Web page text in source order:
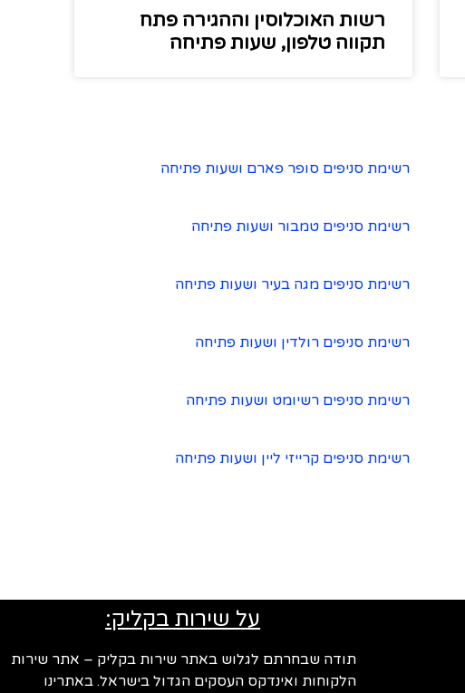
רשות האוכלוסין וההגירה פתח
תקווה טלפון, שעות פתיחה
רשימת סניפים סופר פארם ושעות פתיחה
רשימת סניפים טמבור ושעות פתיחה
רשימת סניפים מגה בעיר ושעות פתיחה
רשימת סניפים רולדין ושעות פתיחה
רשימת סניפים רשיומט ושעות פתיחה
רשימת סניפים קרייזי ליין ושעות פתיחה
על שירות בקליק:
תודה שבחרתם לגלוש באתר שירות בקליק – אתר שירות
הלקוחות ואינדקס העסקים הגדול בישראל. באתרינו